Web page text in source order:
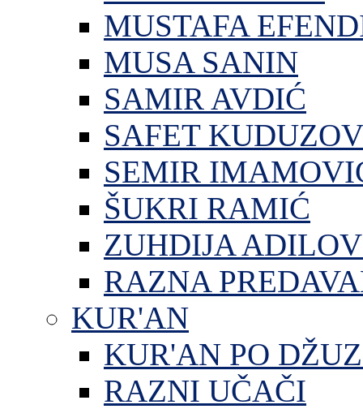
MUSTAFA
MUSA SANIN
SAMIR AVDIĆ
SAFET
SEMIR
ŠUKRI RAMIĆ
ZUHDIJA
RAZNA
KUR'AN
KUR'AN PO
RAZNI UČAČI